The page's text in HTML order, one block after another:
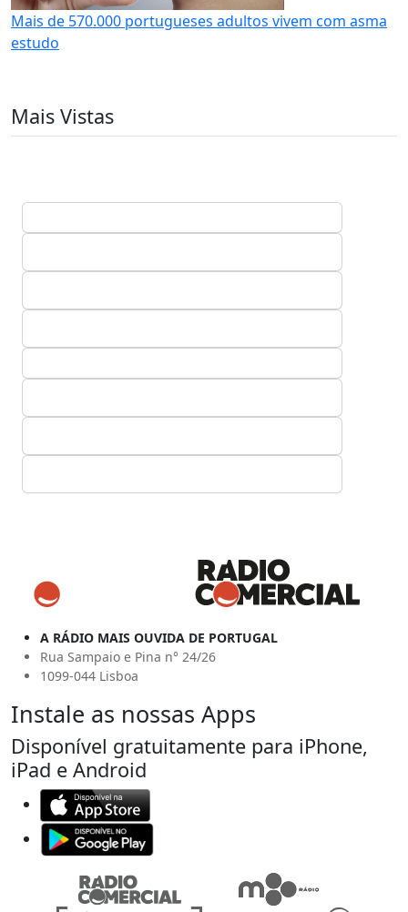
Mais de 570.000 portugueses adultos vivem com asma
estudo
Mais Vistas
A RÁDIO MAIS OUVIDA DE PORTUGAL
Rua Sampaio e Pina n° 24/26
1099-044 Lisboa
Instale as nossas Apps
Disponível gratuitamente para iPhone,
iPad e Android